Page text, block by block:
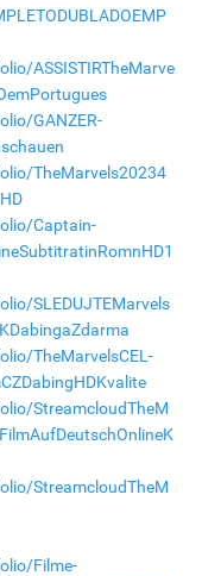
ASSISTIRTheMarve
GANZER-
TheMarvels20234
Captain-
SLEDUJTEMarvels
TheMarvelsCEL-
StreamcloudTheM
StreamcloudTheM
Filme-